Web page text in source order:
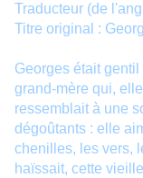
Traducteur (de
Titre original :
Georges était
grand-mère qui,
ressemblait à une
dégoûtants : elle
chenilles, les vers,
haïssait, cette